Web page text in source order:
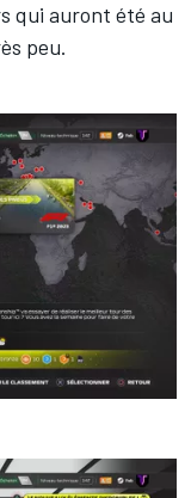
qui auront été au
peu.